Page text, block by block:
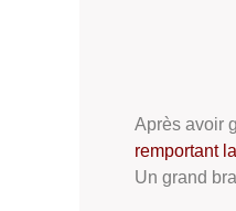
Après avoir
remportant
Un grand